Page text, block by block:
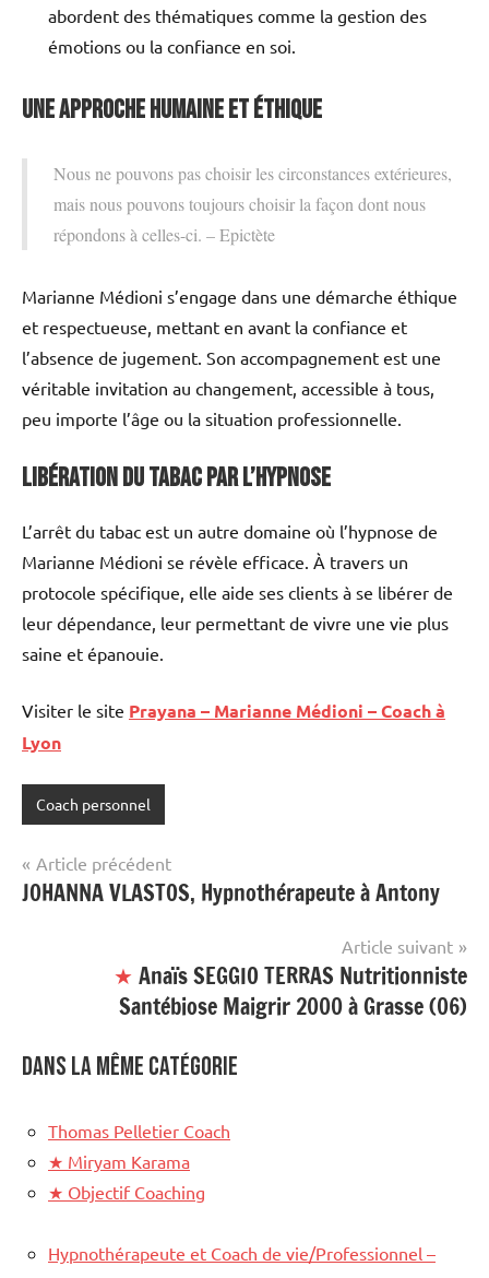
abordent des thématiques comme la gestion des
émotions ou la confiance en soi.
Une approche humaine et éthique
Nous ne pouvons pas choisir les circonstances extérieures,
mais nous pouvons toujours choisir la façon dont nous
répondons à celles-ci. – Epictète
Marianne Médioni s’engage dans une démarche éthique
et respectueuse, mettant en avant la confiance et
l’absence de jugement. Son accompagnement est une
véritable invitation au changement, accessible à tous,
peu importe l’âge ou la situation professionnelle.
Libération du tabac par l’hypnose
L’arrêt du tabac est un autre domaine où l’hypnose de
Marianne Médioni se révèle efficace. À travers un
protocole spécifique, elle aide ses clients à se libérer de
leur dépendance, leur permettant de vivre une vie plus
saine et épanouie.
Visiter le site Prayana – Marianne Médioni – Coach à
Lyon
site
mis
Coach personnel
Navigation
de
Article précédent
JOHANNA VLASTOS, Hypnothérapeute à Antony
Article suivant
★ Anaïs SEGGIO TERRAS Nutritionniste
Santébiose Maigrir 2000 à Grasse (06)
Dans la même catégorie
Thomas Pelletier Coach
★ Miryam Karama
★ Objectif Coaching
Hypnothérapeute et Coach de vie/Professionnel –